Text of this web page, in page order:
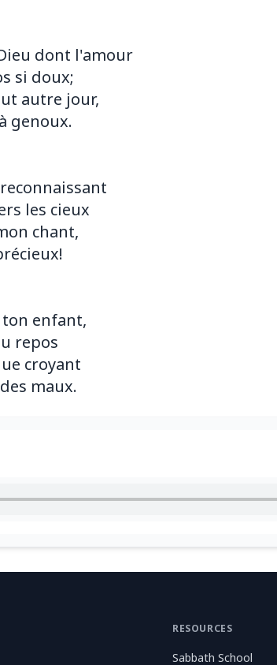
dont l'amour
si doux;
autre jour,
genoux.
les cieux
chant,
enfant,
repos
croyant
RESOURCES
Sabbath School